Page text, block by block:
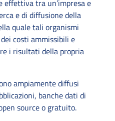
effettiva tra un’impresa e
e di diffusione della
quale tali organismi
costi ammissibili e
i risultati della propria
ampiamente diffusi
banche dati di
source o gratuito.